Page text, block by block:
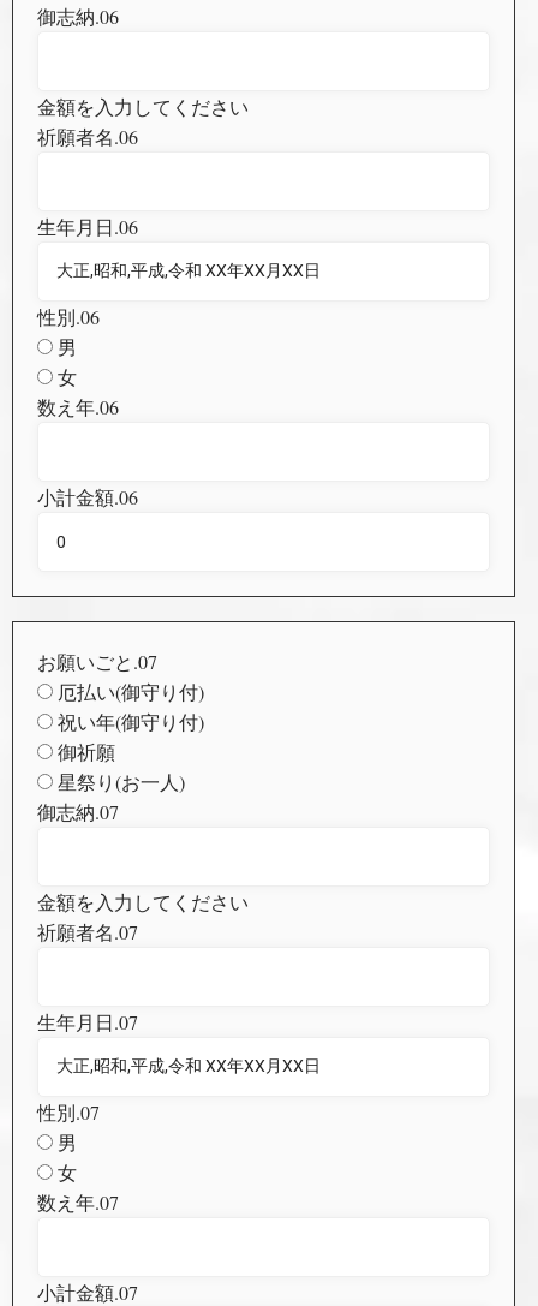
御志納.06
金額を入力してください
祈願者名.06
生年月日.06
性別.06
男
女
数え年.06
小計金額.06
お願いごと.07
厄払い(御守り付)
祝い年(御守り付)
御祈願
星祭り(お一人)
御志納.07
金額を入力してください
祈願者名.07
生年月日.07
性別.07
男
女
数え年.07
小計金額.07